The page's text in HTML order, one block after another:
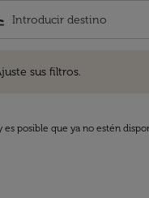
sus filtros.
posible que ya no estén